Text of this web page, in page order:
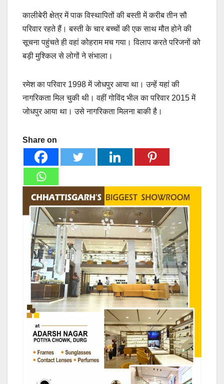
कालीबेरी क्षेत्र में पाक विस्थापितों की बस्ती में करीब तीन सौ
परिवार रहते हैं। बस्ती के चार बच्चों की एक साथ मौत होने की
सूचना पहुंचते ही वहां कोहराम मच गया। विलाप करते परिजनों को
बड़ी मुश्किल से लोगों ने संभाला।
रमेश का परिवार 1998 में जोधपुर आया था। उन्हें यहां की
नागरिकता मिल चुकी थी। वहीं गोविंद भील का परिवार 2015 में
जोधपुर आया था। उसे नागरिकता मिलना बाकी है।
Share on